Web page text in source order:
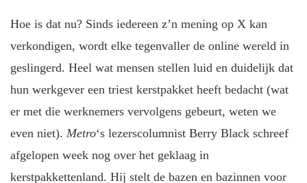
Hoe is dat nu? Sinds iedereen z’n mening op X kan
verkondigen, wordt elke tegenvaller de online wereld in
geslingerd. Heel wat mensen stellen luid en duidelijk dat
hun werkgever een triest kerstpakket heeft bedacht (wat
er met die werknemers vervolgens gebeurt, weten we
even niet). Metro‘s lezerscolumnist Berry Black schreef
afgelopen week nog over het geklaag in
kerstpakkettenland. Hij stelt de bazen en bazinnen voor